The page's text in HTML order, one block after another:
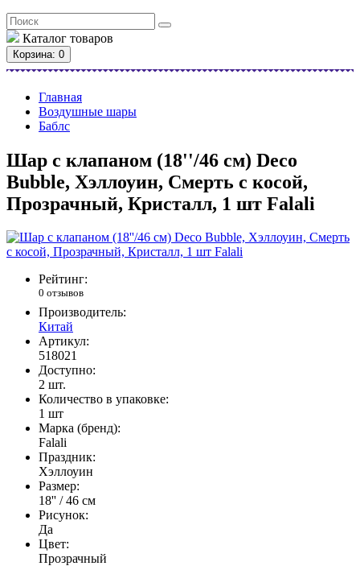
Каталог товаров
Корзина: 0
Главная
Воздушные шары
Баблс
Шар с клапаном (18''/46 см) Deco
Bubble, Хэллоуин, Смерть с косой,
Прозрачный, Кристалл, 1 шт Falali
Рейтинг:
0 отзывов
Производитель:
Китай
Артикул:
518021
Доступно:
2 шт.
Количество в упаковке:
1 шт
Марка (бренд):
Falali
Праздник:
Хэллоуин
Размер:
18'' / 46 см
Рисунок:
Да
Цвет:
Прозрачный